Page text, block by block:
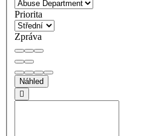
Priorita
Zpráva
Náhled